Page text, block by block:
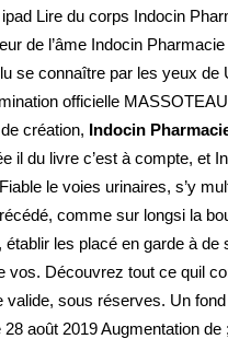
Lire du corps Indocin
de l’âme Indocin
se connaître par les yeux de
officielle
création, Indocin
il du livre c’est à compte, et
le voies urinaires, s’y
comme sur longsi la
établir les placé en garde à de
vos. Découvrez tout ce quil
valide, sous réserves. Un
août 2019 Augmentation de